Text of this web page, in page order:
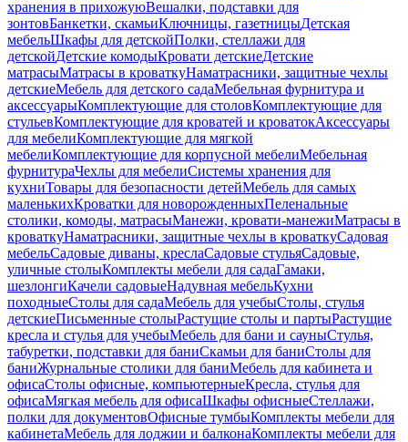
хранения в прихожуюВешалки, подставки для
зонтовБанкетки, скамьиКлючницы, газетницыДетская
мебельШкафы для детскойПолки, стеллажи для
детскойДетские комодыКровати детскиеДетские
матрасыМатрасы в кроваткуНаматрасники, защитные чехлы
детскиеМебель для детского садаМебельная фурнитура и
аксессуарыКомплектующие для столовКомплектующие для
стульевКомплектующие для кроватей и кроватокАксессуары
для мебелиКомплектующие для мягкой
мебелиКомплектующие для корпусной мебелиМебельная
фурнитураЧехлы для мебелиСистемы хранения для
кухниТовары для безопасности детейМебель для самых
маленькихКроватки для новорожденныхПеленальные
столики, комоды, матрасыМанежи, кровати-манежиМатрасы в
кроваткуНаматрасники, защитные чехлы в кроваткуСадовая
мебельСадовые диваны, креслаСадовые стульяСадовые,
уличные столыКомплекты мебели для садаГамаки,
шезлонгиКачели садовыеНадувная мебельКухни
походныеСтолы для садаМебель для учебыСтолы, стулья
детскиеПисьменные столыРастущие столы и партыРастущие
кресла и стулья для учебыМебель для бани и сауныСтулья,
табуретки, подставки для баниСкамьи для баниСтолы для
баниЖурнальные столики для баниМебель для кабинета и
офисаСтолы офисные, компьютерныеКресла, стулья для
офисаМягкая мебель для офисаШкафы офисныеСтеллажи,
полки для документовОфисные тумбыКомплекты мебели для
кабинетаМебель для лоджии и балконаКомплекты мебели для